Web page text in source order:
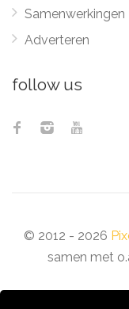
Samenwerkingen
Adverteren
follow us
© 2012 - 2026
samen met